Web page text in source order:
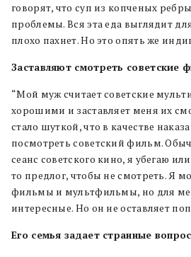
говорят, что суп из копченых
проблемы. Вся эта еда выглядит
плохо пахнет. Но это опять же
Заставляют смотреть советские
“Мой муж считает советские
хорошими и заставляет меня их
стало шуткой, что в качестве
посмотреть советский фильм.
сеанс советского кино, я убегаю
то предлог, чтобы не смотреть. Я
фильмы и мультфильмы, но для
интересные. Но он не оставляет
Его семья задает странные